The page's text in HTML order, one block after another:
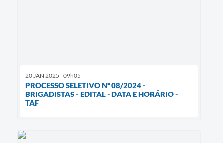
20 JAN 2025 - 09h05
PROCESSO SELETIVO Nº 08/2024 -
BRIGADISTAS - EDITAL - DATA E HORÁRIO -
TAF